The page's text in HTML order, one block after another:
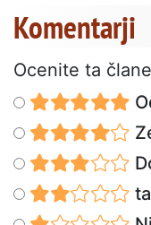
Komentarji
Ocenite ta